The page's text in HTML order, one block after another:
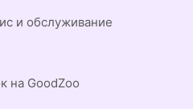
и обслуживание
на GoodZoo